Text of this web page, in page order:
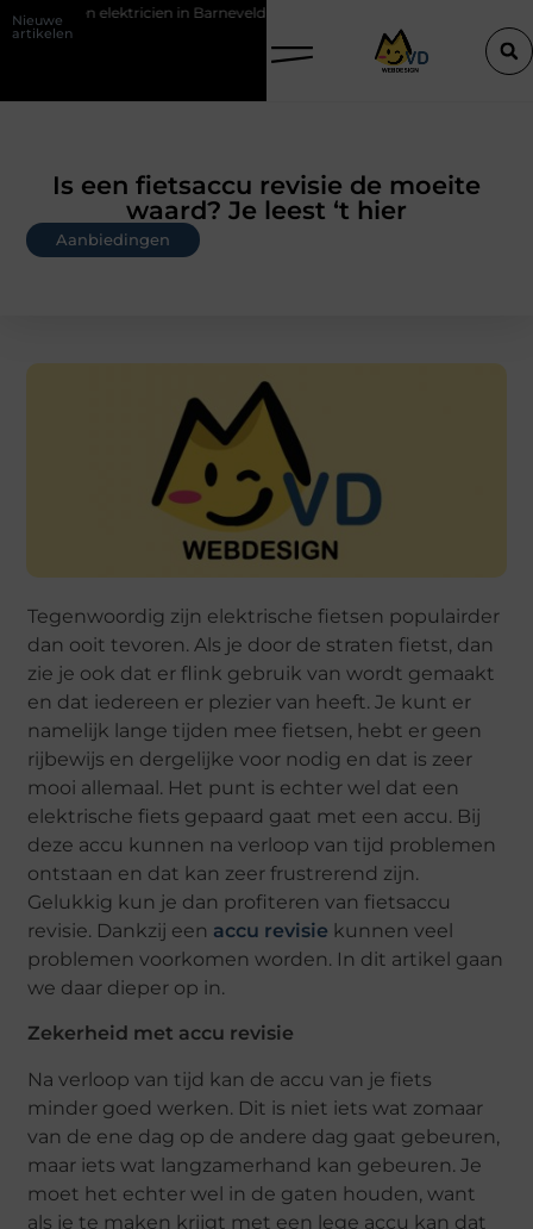
Nieuwe
artikelen
in Barneveld De Perfecte Gids voor Vloerbedekking in
Is een fietsaccu revisie de moeite
waard? Je leest ‘t hier
Aanbiedingen
Tegenwoordig zijn elektrische fietsen populairder
dan ooit tevoren. Als je door de straten fietst, dan
zie je ook dat er flink gebruik van wordt gemaakt
en dat iedereen er plezier van heeft. Je kunt er
namelijk lange tijden mee fietsen, hebt er geen
rijbewijs en dergelijke voor nodig en dat is zeer
mooi allemaal. Het punt is echter wel dat een
elektrische fiets gepaard gaat met een accu. Bij
deze accu kunnen na verloop van tijd problemen
ontstaan en dat kan zeer frustrerend zijn.
Gelukkig kun je dan profiteren van fietsaccu
revisie. Dankzij een accu revisie kunnen veel
problemen voorkomen worden. In dit artikel gaan
we daar dieper op in.
Zekerheid met accu revisie
Na verloop van tijd kan de accu van je fiets
minder goed werken. Dit is niet iets wat zomaar
van de ene dag op de andere dag gaat gebeuren,
maar iets wat langzamerhand kan gebeuren. Je
moet het echter wel in de gaten houden, want
als je te maken krijgt met een lege accu kan dat